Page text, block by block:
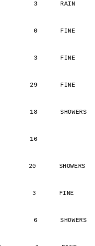
3      RAIN
0      FINE
3      FINE
29      FINE
18      SHOWERS
16
20      SHOWERS
0         3      FINE
6      SHOWERS